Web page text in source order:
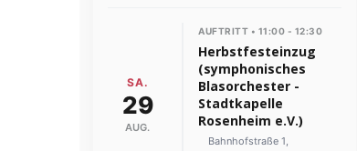
SA.
29
AUG.
AUFTRITT • 11:00 - 12:30
Herbstfesteinzug
(symphonisches
Blasorchester -
Stadtkapelle
Rosenheim e.V.)
Bahnhofstraße 1,